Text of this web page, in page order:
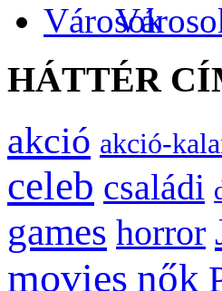
HÁTTÉR
akció akció-
celeb családi
games horror
movies nők